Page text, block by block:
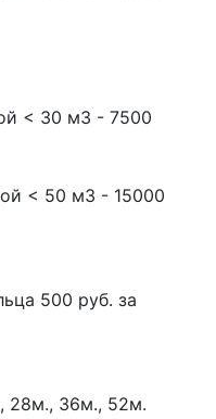
< 30 м3 - 7500
< 50 м3 - 15000
500 руб. за
28м., 36м., 52м.